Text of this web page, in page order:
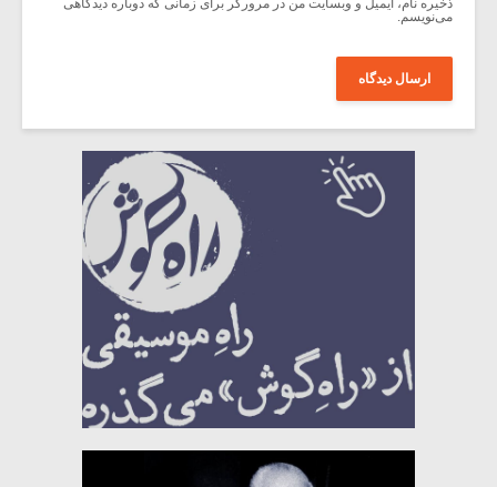
ذخیره نام، ایمیل و وبسایت من در مرورگر برای زمانی که دوباره دیدگاهی
می‌نویسم.